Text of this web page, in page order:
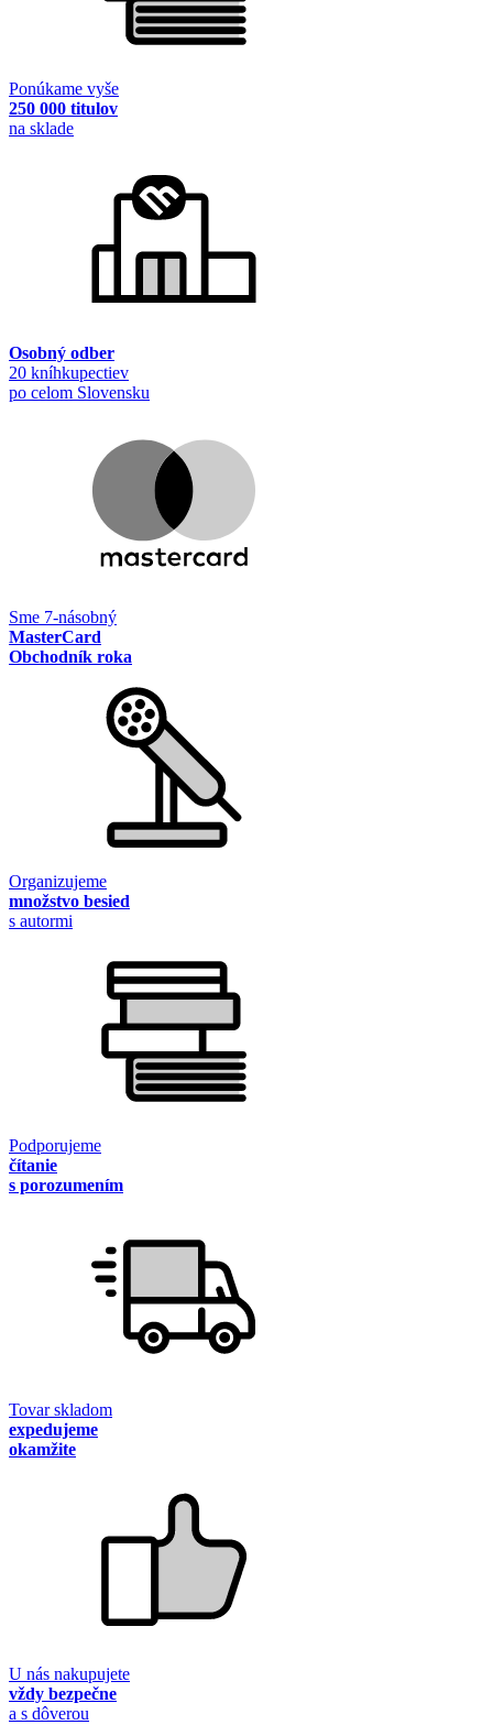
Ponúkame vyše
250 000 titulov
na sklade
Osobný odber
20 kníhkupectiev
po celom Slovensku
Sme 7-násobný
MasterCard
Obchodník roka
Organizujeme
množstvo besied
s autormi
Podporujeme
čítanie
s porozumením
Tovar skladom
expedujeme
okamžite
U nás nakupujete
vždy bezpečne
a s dôverou